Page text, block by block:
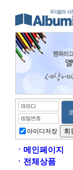
아이디저장
ㆍ 메인페이지
ㆍ 전체상품